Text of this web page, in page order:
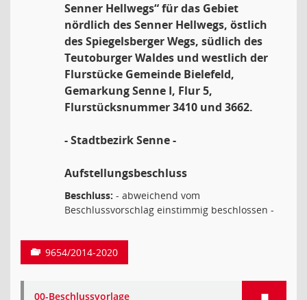
Senner Hellwegs“ für das Gebiet
nördlich des Senner Hellwegs, östlich
des Spiegelsberger Wegs, südlich des
Teutoburger Waldes und westlich der
Flurstücke Gemeinde Bielefeld,
Gemarkung Senne I, Flur 5,
Flurstücksnummer 3410 und 3662.
- Stadtbezirk Senne -
Aufstellungsbeschluss
Beschluss: - abweichend vom
Beschlussvorschlag einstimmig beschlossen -
9654/2014-2020
00-Beschlussvorlage